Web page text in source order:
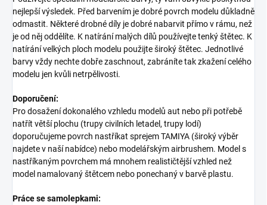
nejlepší výsledek. Před barvením je dobré povrch modelu důkladně
odmastit. Některé drobné díly je dobré nabarvit přímo v rámu, než
je od něj oddělíte. K natírání malých dílů používejte tenký štětec. K
natírání velkých ploch modelu použijte široký štětec. Jednotlivé
barvy vždy nechte dobře zaschnout, zabráníte tak zkažení celého
modelu jen kvůli netrpělivosti.
Doporučení:
Pro dosažení dokonalého vzhledu modelů aut nebo při potřebě
natřít větší plochu (trupy civilních letadel, trupy lodí)
doporučujeme povrch nastříkat sprejem TAMIYA (široký výběr
najdete v naší nabídce) nebo modelářským airbrushem. Model s
nastříkaným povrchem má mnohem realističtější vzhled než
model namalovaný štětcem nebo ponechaný v barvě plastu.
Práce se samolepkami: